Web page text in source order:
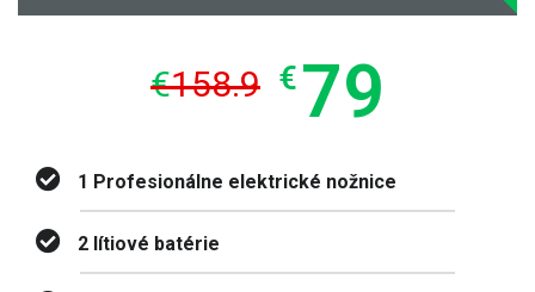
€158.9 €79
1 Profesionálne elektrické nožnice
2 lítiové batérie